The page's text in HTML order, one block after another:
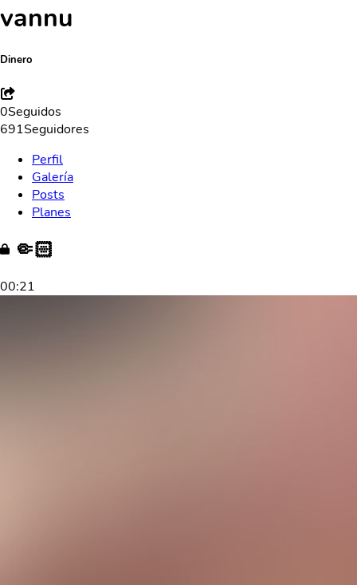
vannu
Dinero
0Seguidos
691Seguidores
Perfil
Galería
Posts
Planes
🤏🏻
00:21